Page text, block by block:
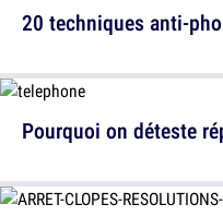
Pourquoi on déteste
20 techniques anti-